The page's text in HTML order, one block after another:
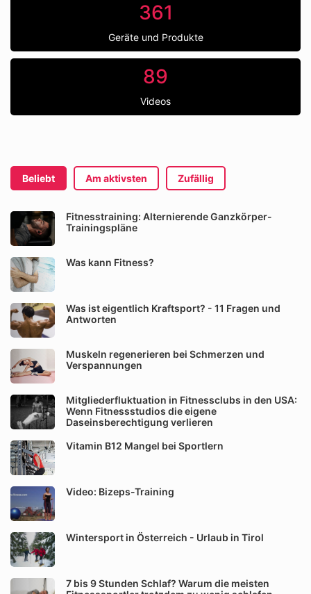
361
Geräte und Produkte
89
Videos
Beliebt Am aktivsten Zufällig
Fitnesstraining: Alternierende Ganzkörper-
Trainingspläne
Was kann Fitness?
Was ist eigentlich Kraftsport? - 11 Fragen und
Antworten
Muskeln regenerieren bei Schmerzen und
Verspannungen
Mitgliederfluktuation in Fitnessclubs in den USA:
Wenn Fitnessstudios die eigene
Daseinsberechtigung verlieren
Vitamin B12 Mangel bei Sportlern
Video: Bizeps-Training
Wintersport in Österreich - Urlaub in Tirol
7 bis 9 Stunden Schlaf? Warum die meisten